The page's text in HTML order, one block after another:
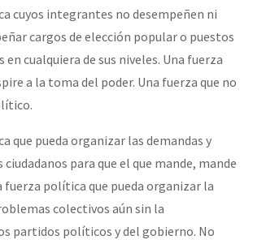
cuyos integrantes no desempeñen ni
cargos de elección popular o puestos
cualquiera de sus niveles. Una fuerza
a la toma del poder. Una fuerza que no
que pueda organizar las demandas y
para que el que mande, mande
fuerza política que pueda organizar la
colectivos aún sin la
partidos políticos y del gobierno. No